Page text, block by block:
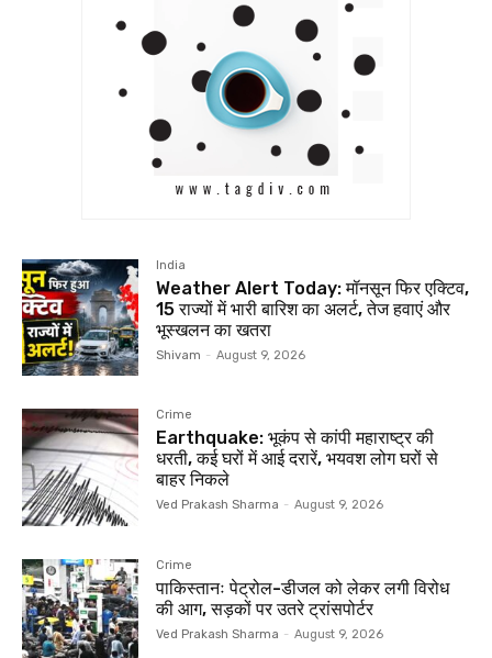
India
Weather Alert Today: मॉनसून फिर एक्टिव,
15 राज्यों में भारी बारिश का अलर्ट, तेज हवाएं और
भूस्खलन का खतरा
Shivam - August 9, 2026
Crime
Earthquake: भूकंप से कांपी महाराष्ट्र की
धरती, कई घरों में आई दरारें, भयवश लोग घरों से
बाहर निकले
Ved Prakash Sharma - August 9, 2026
Crime
पाकिस्तानः पेट्रोल-डीजल को लेकर लगी विरोध
की आग, सड़कों पर उतरे ट्रांसपोर्टर
Ved Prakash Sharma - August 9, 2026